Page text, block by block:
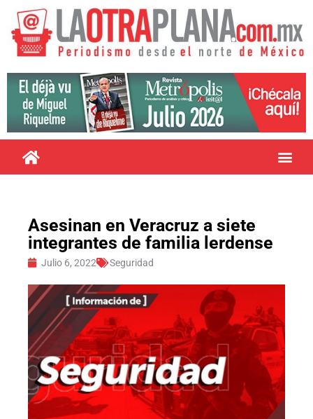
Asesinan en Veracruz a siete
integrantes de familia lerdense
Julio 6, 2022 Seguridad